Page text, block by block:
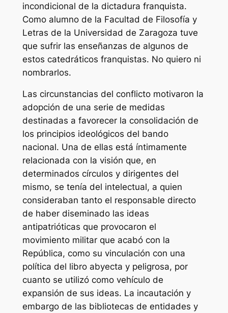
incondicional de la dictadura franquista.
Como alumno de la Facultad de Filosofía y
Letras de la Universidad de Zaragoza tuve
que sufrir las enseñanzas de algunos de
estos catedráticos franquistas. No quiero ni
nombrarlos.
Las circunstancias del conflicto motivaron la
adopción de una serie de medidas
destinadas a favorecer la consolidación de
los principios ideológicos del bando
nacional. Una de ellas está íntimamente
relacionada con la visión que, en
determinados círculos y dirigentes del
mismo, se tenía del intelectual, a quien
consideraban tanto el responsable directo
de haber diseminado las ideas
antipatrióticas que provocaron el
movimiento militar que acabó con la
República, como su vinculación con una
política del libro abyecta y peligrosa, por
cuanto se utilizó como vehículo de
expansión de sus ideas. La incautación y
embargo de las bibliotecas de entidades y